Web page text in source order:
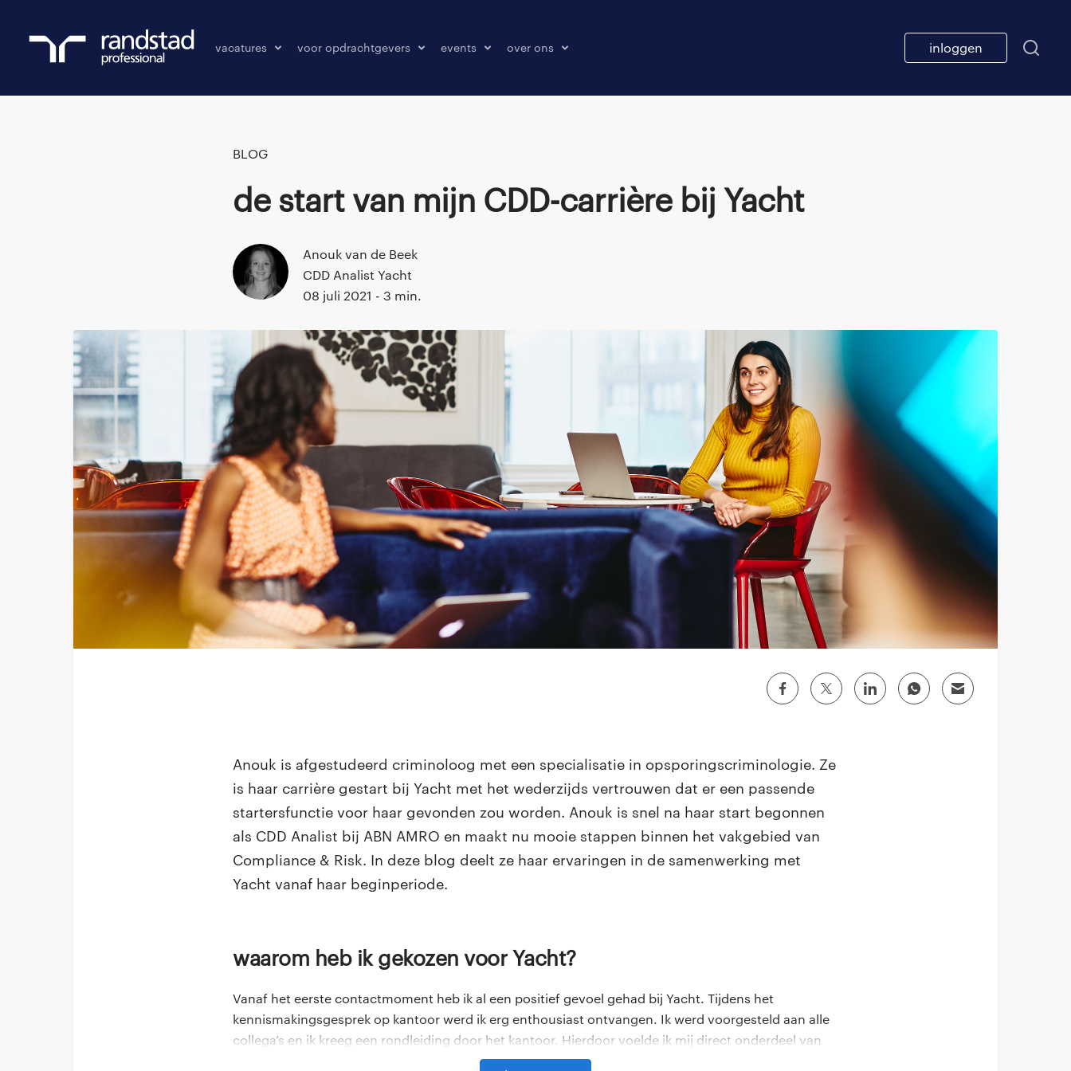
vacatures voor opdrachtgevers events over ons
pers & media
klachten melden
inloggen
BLOG
De start van mijn CDD-carrière bij Yacht
Anouk van de Beek
CDD Analist Yacht
08 juli 2021 - 3 min.
Anouk is afgestudeerd criminoloog met een specialisatie in opsporingscriminologie. Ze
is haar carrière gestart bij Yacht met het wederzijds vertrouwen dat er een passende
startersfunctie voor haar gevonden zou worden. Anouk is snel na haar start begonnen
als CDD Analist bij ABN AMRO en maakt nu mooie stappen binnen het vakgebied van
Compliance & Risk. In deze blog deelt ze haar ervaringen in de samenwerking met
Yacht vanaf haar beginperiode.
Waarom heb ik gekozen voor Yacht?
Vanaf het eerste contactmoment heb ik al een positief gevoel gehad bij Yacht. Tijdens het
kennismakingsgesprek op kantoor werd ik erg enthousiast ontvangen. Ik werd voorgesteld aan alle
collega’s en ik kreeg een rondleiding door het kantoor. Hierdoor voelde ik mij direct onderdeel van
het team. Daarnaast heb ik het gevoel dat er echt tijd en aandacht aan me wordt besteed en er